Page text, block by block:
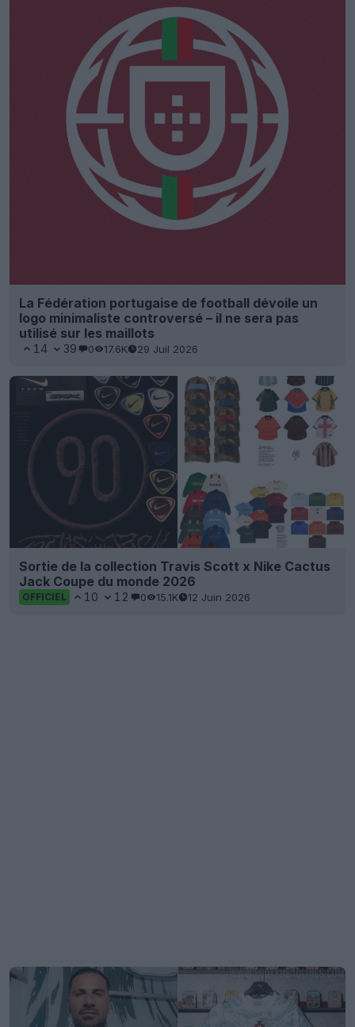
La Fédération portugaise de football dévoile un
logo minimaliste controversé – il ne sera pas
utilisé sur les maillots
14 39 0 17.6K 29 Juil 2026
Sortie de la collection Travis Scott x Nike Cactus
Jack Coupe du monde 2026
OFFICIEL 10 12 0 15.1K 12 Juin 2026